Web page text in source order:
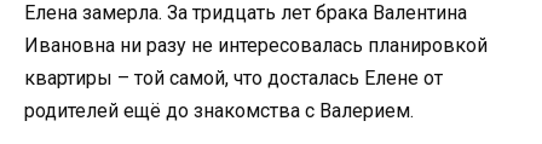
Елена замерла. За тридцать лет брака Валентина
Ивановна ни разу не интересовалась планировкой
квартиры – той самой, что досталась Елене от
родителей ещё до знакомства с Валерием.